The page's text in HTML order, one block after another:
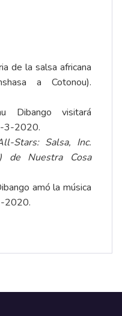
de la salsa africana
a Cotonou).
Dibango visitará
3-2020.
Stars: Salsa, Inc.
de Nuestra Cosa
amó la música
2020.